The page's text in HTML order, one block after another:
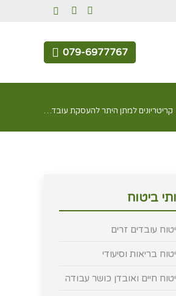
Whatsapp
opens
in
new
Facebook
opens
in
new
079-6977767
קריטריונים למתן היתר להעסקת עובד…
ביטוח
עובדים זרים
בריאות וסיעודי
חיים ואובדן כושר עבודה